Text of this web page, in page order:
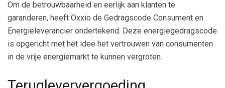
Om de betrouwbaarheid en eerlijk aan klanten te
garanderen, heeft Oxxio de Gedragscode Consument en
Energieleverancier ondertekend. Deze energiegedragscode
is opgericht met het idee het vertrouwen van consumenten
in de vrije energiemarkt te kunnen vergroten.